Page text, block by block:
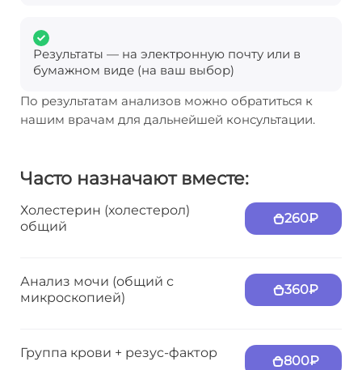
Результаты — на электронную почту или в
бумажном виде (на ваш выбор)
По результатам анализов можно обратиться к
нашим врачам для дальнейшей консультации.
Часто назначают вместе:
Холестерин (холестерол)
общий
260₽
Анализ мочи (общий с
микроскопией)
360₽
Группа крови + резус-фактор
800₽